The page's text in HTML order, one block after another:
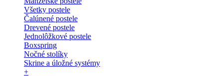
Všetky postele
Čalúnené postele
Drevené postele
Jednolôžkové postele
Boxspring
Nočné stolíky
Skrine a úložné systémy
+